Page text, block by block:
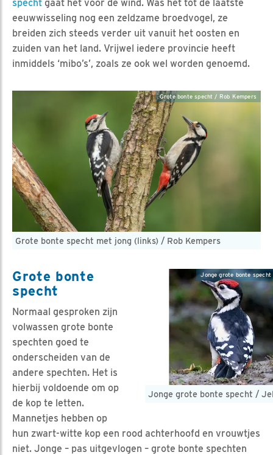
specht gaat het voor de wind. Was het tot de laatste
eeuwwisseling nog een zeldzame broedvogel, ze
breiden zich steeds verder uit vanuit het oosten en
zuiden van het land. Vrijwel iedere provincie heeft
inmiddels ‘mibo’s’, zoals ze ook wel worden genoemd.
Grote bonte specht met jong (links) / Rob Kempers
Grote bonte specht / Rob Kempers
Jonge grote bonte specht /
Jonge grote bonte
Grote bonte
specht
Normaal gesproken zijn
volwassen grote bonte
spechten goed te
onderscheiden van de
andere spechten. Het is
hierbij voldoende om op
de kop te letten.
Mannetjes hebben op
hun zwart-witte kop een rood achterhoofd en vrouwtjes
niet. Jonge – pas uitgevlogen – grote bonte spechten